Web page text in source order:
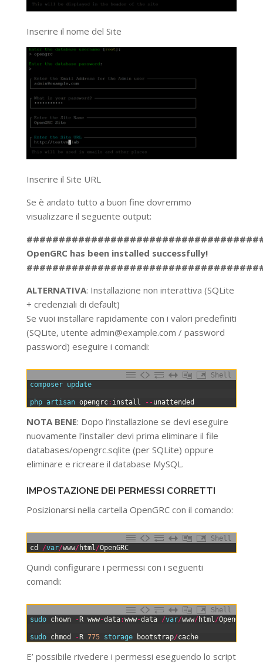
Inserire il nome del Site
Inserire il Site URL
Se è andato tutto a buon fine dovremmo
visualizzare il seguente output:
OpenGRC has been installed successfully!
ALTERNATIVA: Installazione non interattiva (SQLite
+ credenziali di default)
Se vuoi installare rapidamente con i valori predefiniti
(SQLite, utente admin@example.com / password
password) eseguire i comandi:
Shell
composer update
php artisan opengrc: install --unattended
NOTA BENE: Dopo l’installazione se devi eseguire
nuovamente l’installer devi prima eliminare il file
databases/opengrc.sqlite (per SQLite) oppure
eliminare e ricreare il database MySQL.
IMPOSTAZIONE DEI PERMESSI CORRETTI
Posizionarsi nella cartella OpenGRC con il comando:
Shell
cd /var/www/ html/OpenGRC
Quindi configurare i permessi con i seguenti
comandi:
Shell
sudo chown - R www-data:www-data /var/www/ html/OpenGRC
sudo chmod - R 775 storage bootstrap/cache
E’ possibile rivedere i permessi eseguendo lo script